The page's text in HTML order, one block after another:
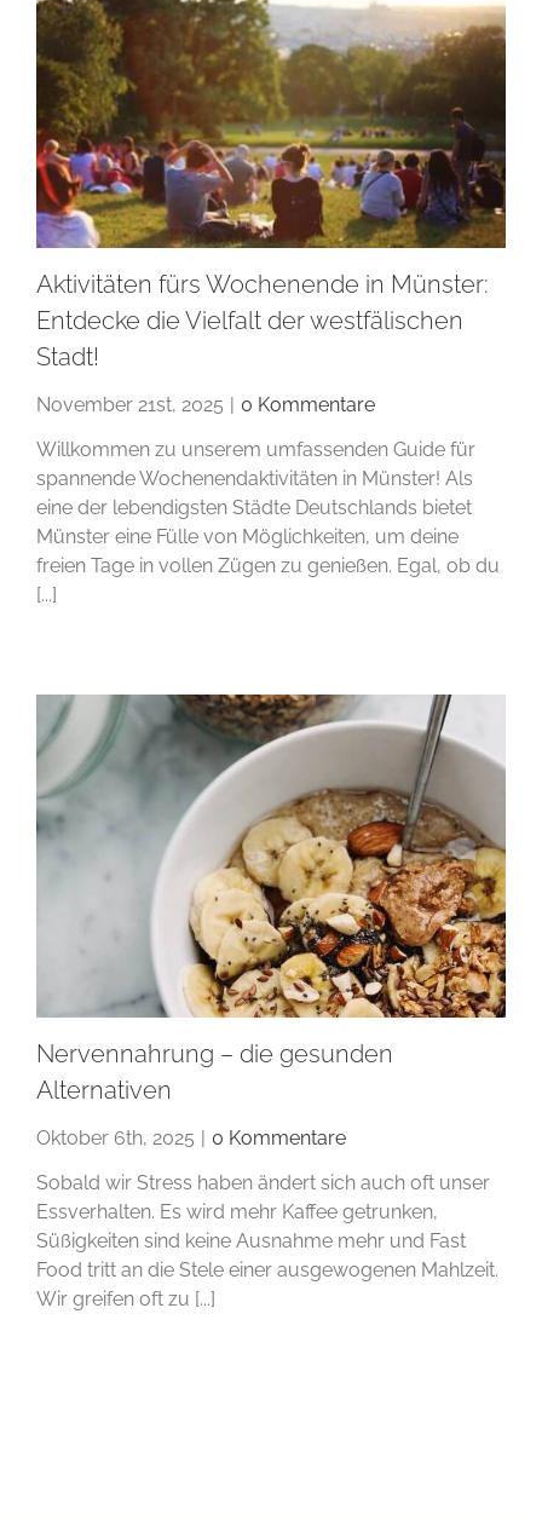
Aktivitäten fürs Wochenende in Münster:
Entdecke die Vielfalt der westfälischen
Stadt!
November 21st, 2025 | 0 Kommentare
Willkommen zu unserem umfassenden Guide für
spannende Wochenendaktivitäten in Münster! Als
eine der lebendigsten Städte Deutschlands bietet
Münster eine Fülle von Möglichkeiten, um deine
freien Tage in vollen Zügen zu genießen. Egal, ob du
[...]
Nervennahrung – die gesunden
Alternativen
Oktober 6th, 2025
0 Kommentare
Sobald wir Stress haben ändert sich auch oft unser
Essverhalten. Es wird mehr Kaffee getrunken,
Süßigkeiten sind keine Ausnahme mehr und Fast
Food tritt an die Stele einer ausgewogenen Mahlzeit.
Wir greifen oft zu [...]